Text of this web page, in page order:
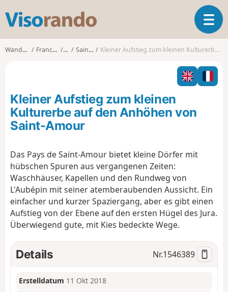
s
o
o
T
o
g
l
n
Wanderungen Franche-Comté JuraSaint-Amour Kleiner Aufstieg zum kleinen Kulturerbe auf den Anhöhen von Saint-Amour
Kleiner Aufstieg zum kleinen
Kulturerbe auf den Anhöhen von
Saint-Amour
Das Pays de Saint-Amour bietet kleine Dörfer mit
hübschen Spuren aus vergangenen Zeiten:
Waschhäuser, Kapellen und den Rundweg von
L'Aubépin mit seiner atemberaubenden Aussicht. Ein
einfacher und kurzer Spaziergang, aber es gibt einen
Aufstieg von der Ebene auf den ersten Hügel des Jura.
Überwiegend gute, mit Kies bedeckte Wege.
Details Nr.1546389
Erstelldatum 11 Okt 2018